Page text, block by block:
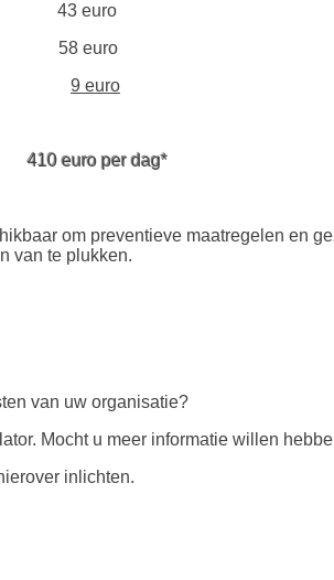
43 euro
58 euro
9 euro
410 euro per dag*
om preventieve maatregelen en
van te plukken.
van uw organisatie?
Mocht u meer informatie willen
inlichten.